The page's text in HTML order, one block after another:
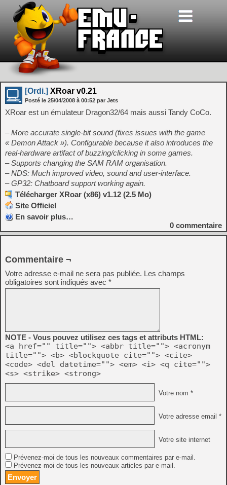
[Ordi.] XRoar v0.21
Posté le 25/04/2008 à 00:52 par Jets
XRoar est un émulateur Dragon32/64 mais aussi Tandy CoCo.
– More accurate single-bit sound (fixes issues with the game
« Demon Attack »). Configurable because it also introduces the
real-hardware artifact of buzzing/clicking in some games.
– Supports changing the SAM RAM organisation.
– NDS: Much improved video, sound and user-interface.
– GP32: Chatboard support working again.
Télécharger XRoar (x86) v1.12 (2.5 Mo)
Site Officiel
En savoir plus…
0 commentaire
Commentaire ¬
Votre adresse e-mail ne sera pas publiée. Les champs
obligatoires sont indiqués avec *
NOTE - Vous pouvez utilisez ces tags et attributs HTML:
<a href="" title=""> <abbr title=""> <acronym
title=""> <b> <blockquote cite=""> <cite>
<code> <del datetime=""> <em> <i> <q cite="">
<s> <strike> <strong>
Votre nom *
Votre adresse email *
Votre site internet
Prévenez-moi de tous les nouveaux commentaires par e-mail.
Prévenez-moi de tous les nouveaux articles par e-mail.